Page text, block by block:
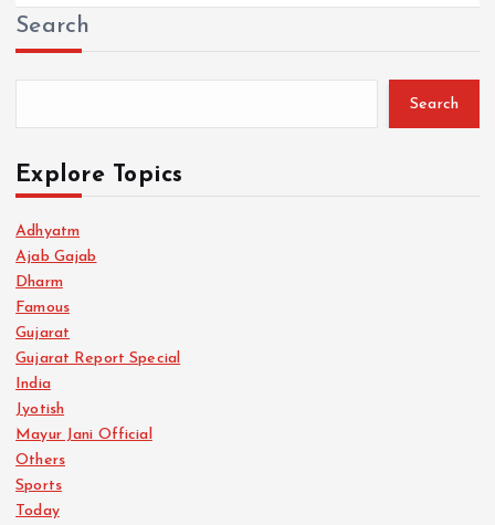
Search
Search
Explore Topics
Adhyatm
Ajab Gajab
Dharm
Famous
Gujarat
Gujarat Report Special
India
Jyotish
Mayur Jani Official
Others
Sports
Today